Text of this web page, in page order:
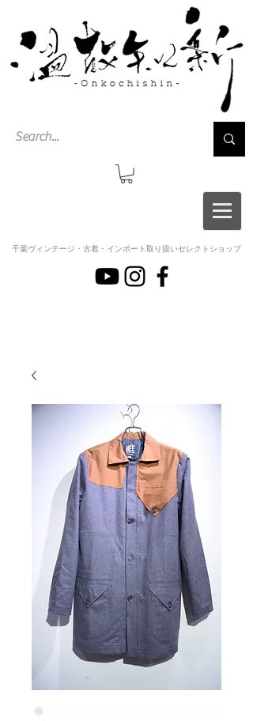
千葉ヴィンテージ・古着・インポート取り扱いセレクトショップ